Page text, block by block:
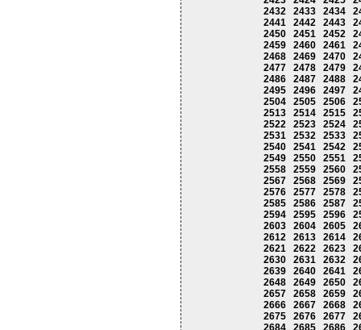
2432
2433 2434
2441
2442 2443
2450
2451 2452
2459
2460 2461
2468
2469 2470
2477
2478 2479
2486
2487 2488
2495
2496 2497
2504
2505 2506
2513
2514 2515
2522
2523 2524
2531
2532 2533
2540
2541 2542
2549
2550 2551
2558
2559 2560
2567
2568 2569
2576
2577 2578
2585
2586 2587
2594
2595 2596
2603
2604 2605
2612
2613 2614
2621
2622 2623
2630
2631 2632
2639
2640 2641
2648
2649 2650
2657
2658 2659
2666
2667 2668
2675
2676 2677